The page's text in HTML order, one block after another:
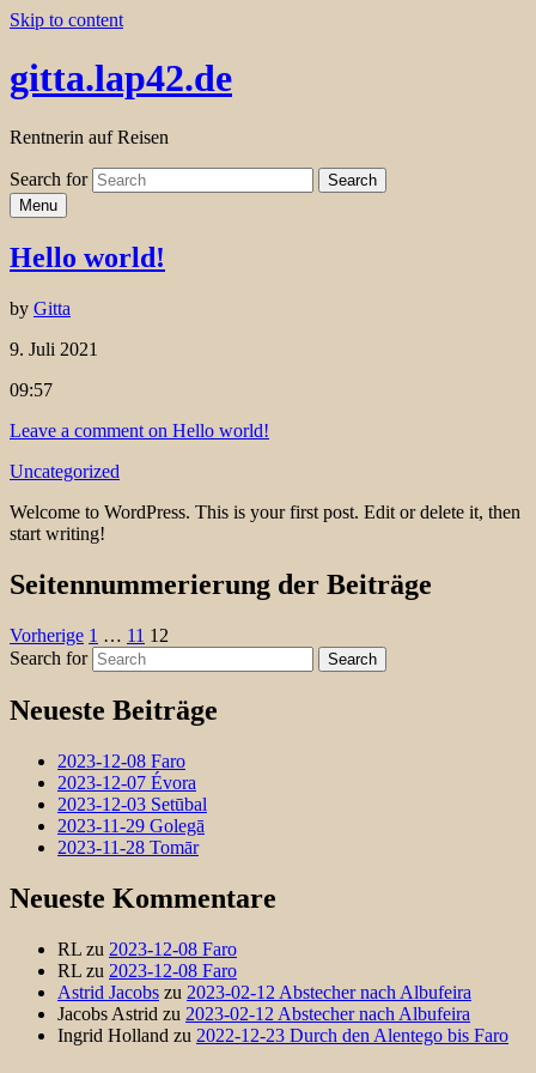
Skip to content
gitta.lap42.de
Rentnerin auf Reisen
Search for
Search
Menu
Hello world!
by Gitta
9. Juli 2021
09:57
Leave a comment on Hello world!
Uncategorized
Welcome to WordPress. This is your first post. Edit or delete it, then
start writing!
Seitennummerierung der Beiträge
Vorherige 1 … 11 12
Search for
Search
Neueste Beiträge
2023-12-08 Faro
2023-12-07 Évora
2023-12-03 Setūbal
2023-11-29 Golegā
2023-11-28 Tomār
Neueste Kommentare
RL zu 2023-12-08 Faro
RL zu 2023-12-08 Faro
Astrid Jacobs zu 2023-02-12 Abstecher nach Albufeira
Jacobs Astrid zu 2023-02-12 Abstecher nach Albufeira
Ingrid Holland zu 2022-12-23 Durch den Alentego bis Faro